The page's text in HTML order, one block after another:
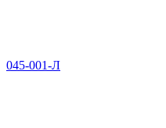
045-001-Л